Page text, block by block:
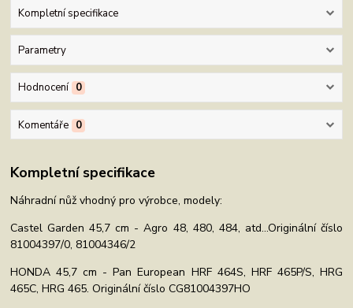
Kompletní specifikace
Parametry
Hodnocení 0
Komentáře 0
Kompletní specifikace
Náhradní nůž vhodný pro výrobce, modely:
Castel Garden 45,7 cm - Agro 48, 480, 484, atd...Originální číslo
81004397/0, 81004346/2
HONDA 45,7 cm - Pan European HRF 464S, HRF 465P/S, HRG
465C, HRG 465. Originální číslo CG81004397HO